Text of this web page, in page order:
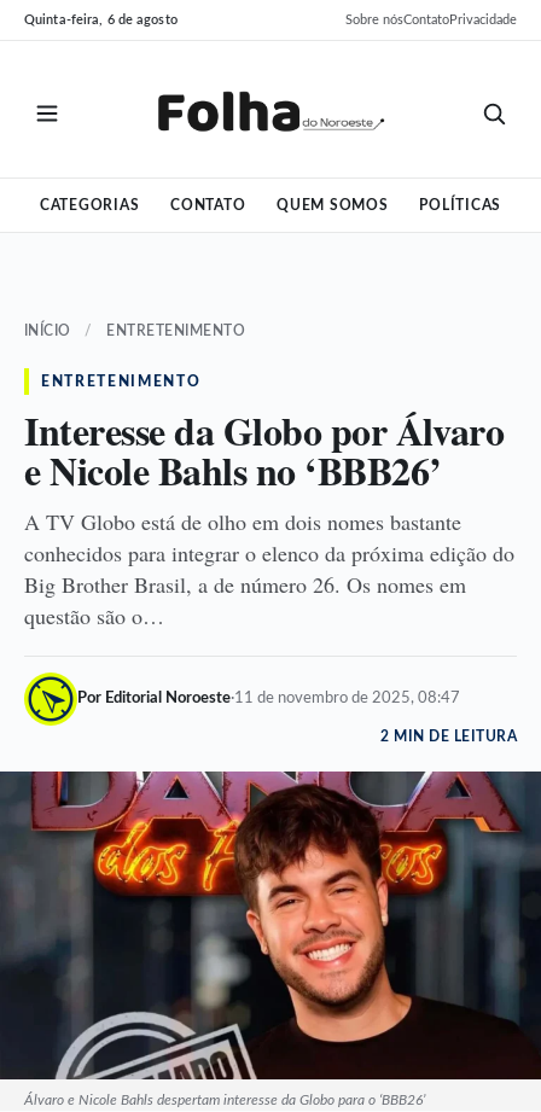
Pular
para
Pular
para
Quinta-feira, 6 de agosto Sobre nósContatoPrivacidade
CATEGORIAS CONTATO QUEM SOMOS POLÍTICAS
INÍCIO / ENTRETENIMENTO
ENTRETENIMENTO
Interesse da Globo por Álvaro
e Nicole Bahls no ‘BBB26’
A TV Globo está de olho em dois nomes bastante
conhecidos para integrar o elenco da próxima edição do
Big Brother Brasil, a de número 26. Os nomes em
questão são o…
Por Editorial Noroeste·11 de novembro de 2025, 08:47
2 MIN DE LEITURA
Álvaro e Nicole Bahls despertam interesse da Globo para o ‘BBB26’